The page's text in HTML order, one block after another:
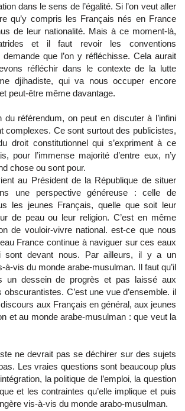
dans le sens de l’égalité. Si l’on veut aller
qu’y compris les Français nés en France
de leur nationalité. Mais à ce moment-là,
et il faut revoir les conventions
demande que l’on y réfléchisse. Cela aurait
réfléchir dans le contexte de la lutte
djihadiste, qui va nous occuper encore
peut-être même davantage.
du référendum, on peut en discuter à l’infini
complexes. Ce sont surtout des publicistes,
droit constitutionnel qui s’expriment à ce
pour l’immense majorité d’entre eux, n’y
chose ou sont pour.
au Président de la République de situer
une perspective généreuse : celle de
les jeunes Français, quelle que soit leur
de peau ou leur religion. C’est en même
de vouloir-vivre national. est-ce que nous
France continue à naviguer sur ces eaux
sont devant nous. Par ailleurs, il y a un
à-vis du monde arabe-musulman. Il faut qu’il
un dessein de progrès et pas laissé aux
C’est une vue d’ensemble. il
aux Français en général, aux jeunes
et au monde arabe-musulman : que veut la
ne devrait pas se déchirer sur des sujets
Les vraies questions sont beaucoup plus
la politique de l’emploi, la question
et les contraintes qu’elle implique et puis
vis-à-vis du monde arabo-musulman.